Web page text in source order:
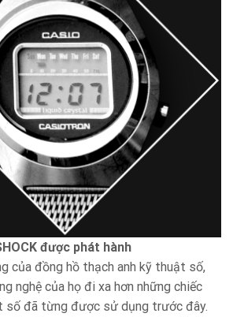
được phát hành
của đồng hồ thạch anh kỹ thuật số,
nghệ của họ đi xa hơn những chiếc
số đã từng được sử dụng trước đây.